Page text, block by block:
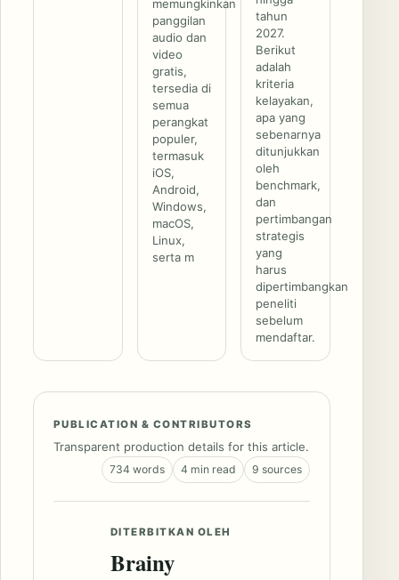
memungkinkan
panggilan
audio dan
video
gratis,
tersedia di
semua
perangkat
populer,
termasuk
iOS,
Android,
Windows,
macOS,
Linux,
serta m
tahun
2027.
Berikut
adalah
kriteria
kelayakan,
apa yang
sebenarnya
ditunjukkan
oleh
benchmark,
dan
pertimbangan
strategis
yang
harus
dipertimbangkan
peneliti
sebelum
mendaftar.
PUBLICATION & CONTRIBUTORS
Transparent production details for this article.
734 words 4 min read 9 sources
DITERBITKAN OLEH
Brainy